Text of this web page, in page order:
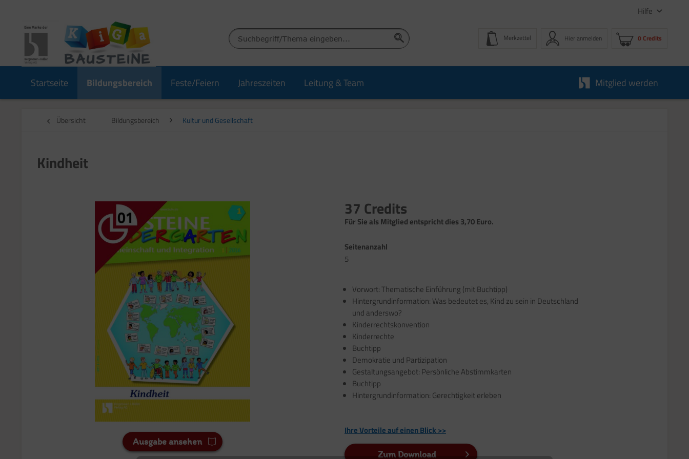
Hilfe
Merkzettel Hier anmelden 0 Credits
Startseite Bildungsbereich Feste/Feiern Jahreszeiten Leitung & Team Mitglied werden
Übersicht Bildungsbereich Kultur und Gesellschaft
Kindheit
Ausgabe ansehen
37 Credits
Für Sie als Mitglied entspricht dies 3,70 Euro.
Seitenanzahl
5
Vorwort: Thematische Einführung (mit Buchtipp)
Hintergrundinformation: Was bedeutet es, Kind zu sein in Deutschland
und anderswo?
Kinderrechtskonvention
Kinderrechte
Buchtipp
Demokratie und Partizipation
Gestaltungsangebot: Persönliche Abstimmkarten
Buchtipp
Hintergrundinformation: Gerechtigkeit erleben
Ihre Vorteile auf einen Blick >>
Zum Download